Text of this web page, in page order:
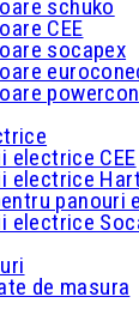
schuko
CEE
socapex
powercon
electrice CEE
electrice
panouri
electrice
de masura